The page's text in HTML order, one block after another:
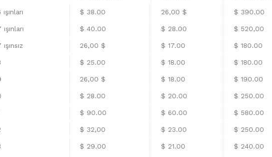
$ 38.00 26,00 $ $ 390.00
$ 40.00 $ 28.00 $ 520,00
26,00 $ $ 17.00 $ 180.00
$ 25.00 $ 18.00 $ 180.00
26,00 $ $ 18.00 $ 190.00
$ 28.00 $ 20.00 $ 250.00
$ 90.00 $ 60.00 $ 580.00
$ 32,00 $ 23.00 $ 250.00
$ 29.00 $ 21.00 $ 240.00